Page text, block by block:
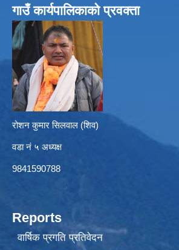
गाउँ कार्यपालिकाको प्रवक्ता
रोशन कुमार सिलवाल (शिव)
वडा नं ५ अध्यक्ष
9841590788
Reports
वार्षिक प्रगति प्रतिवेदन